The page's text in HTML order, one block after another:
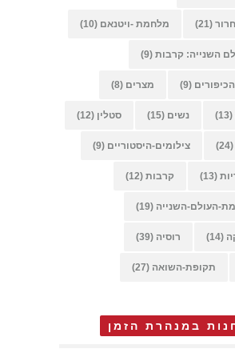
(21) מלחמת -ויטנאם (10)
השנייה: קרבות (9)
(9) מצרים (8)
(13) נשים (15) סטלין (12)
(24) צילומים-היסטוריים (9)
(13) קרבות (12)
העולם-השנייה (19)
(14) רוסיה (39)
תקופת-השואה (27)
במנהרת הזמן